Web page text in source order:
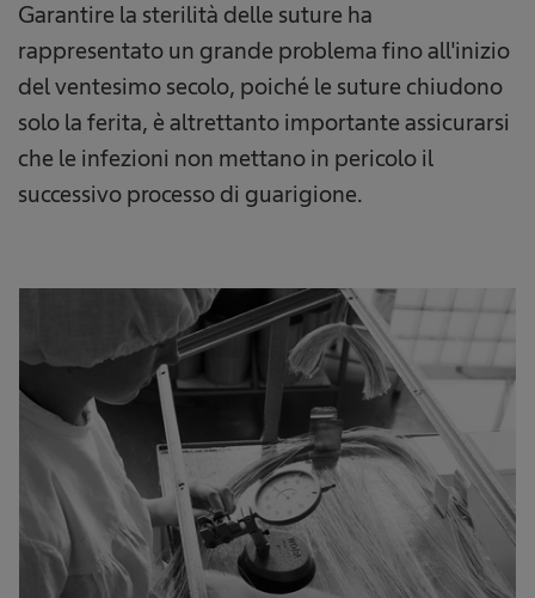
Garantire la sterilità delle suture ha
rappresentato un grande problema fino all'inizio
del ventesimo secolo, poiché le suture chiudono
solo la ferita, è altrettanto importante assicurarsi
che le infezioni non mettano in pericolo il
successivo processo di guarigione.